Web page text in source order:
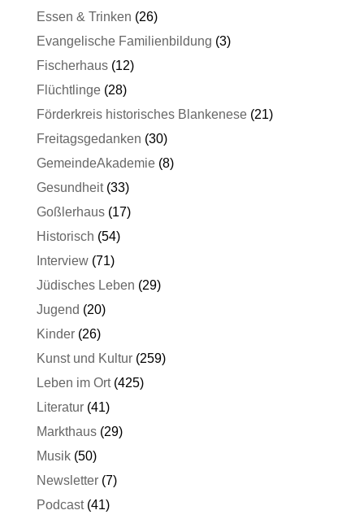
Essen & Trinken (26)
Evangelische Familienbildung (3)
Fischerhaus(12)
Flüchtlinge(28)
Förderkreis historisches Blankenese(21)
Freitagsgedanken (30)
GemeindeAkademie(8)
Gesundheit(33)
Goßlerhaus(17)
Historisch (54)
Interview(71)
Jüdisches Leben (29)
Jugend (20)
Kinder(26)
Kunst und Kultur(259)
Leben im Ort(425)
Literatur(41)
Markthaus(29)
Musik(50)
Newsletter(7)
Podcast(41)